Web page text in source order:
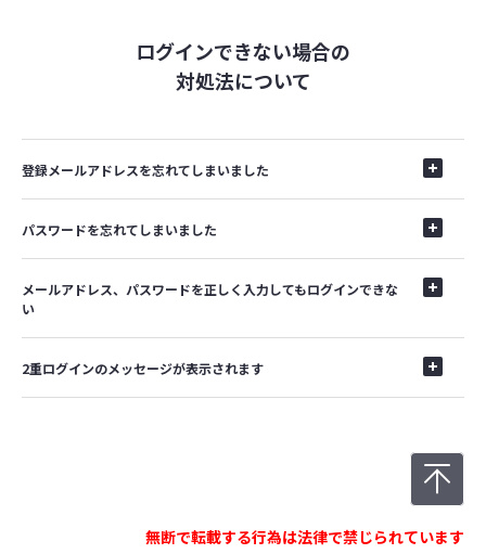
ログインできない場合の
対処法について
登録メールアドレスを忘れてしまいました
パスワードを忘れてしまいました
メールアドレス、パスワードを正しく入力してもログインできな
い
2重ログインのメッセージが表示されます
無断で転載する行為は法律で禁じられています